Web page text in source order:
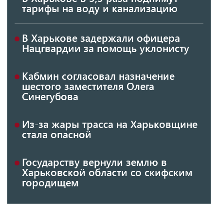
тарифы на воду и канализацию
В Харькове задержали офицера
Нацгвардии за помощь уклонисту
Кабмин согласовал назначение
шестого заместителя Олега
Синегубова
Из-за жары трасса на Харьковщине
стала опасной
Государству вернули землю в
Харьковской области со скифским
городищем